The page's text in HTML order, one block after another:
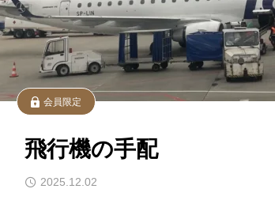
会員限定
飛行機の手配
2025.12.02